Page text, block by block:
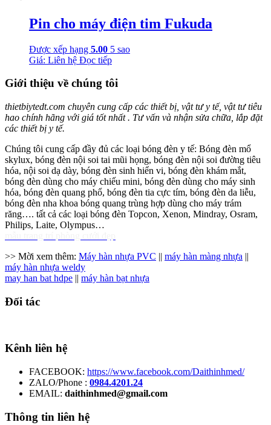
Pin cho máy điện tim Fukuda
Được xếp hạng 5.00 5 sao
Giá: Liên hệ Đọc tiếp
Giới thiệu về chúng tôi
thietbiytedt.com chuyên cung cấp các thiết bị, vật tư y tế, vật tư tiêu
hao chính hãng với giá tốt nhất . Tư vấn và nhận sửa chữa, lắp đặt
các thiết bị y tế.
Chúng tôi cung cấp đầy đủ các loại bóng đèn y tế: Bóng đèn mổ
skylux, bóng đèn nội soi tai mũi họng, bóng đèn nội soi đường tiêu
hóa, nội soi dạ dày, bóng đèn sinh hiển vi, bóng đèn khám mắt,
bóng đèn dùng cho máy chiếu mini, bóng đèn dùng cho máy sinh
hóa, bóng đèn quang phổ, bóng đèn tia cực tím, bóng đèn da liễu,
bóng đèn nha khoa bóng quang trùng hợp dùng cho máy trám
răng…. tất cả các loại bóng đèn Topcon, Xenon, Mindray, Osram,
Philips, Laite, Olympus…
>> Mời xem thêm: Máy hàn nhựa PVC || máy hàn màng nhựa ||
máy hàn nhựa weldy
may han bat hdpe || máy hàn bạt nhựa
Đối tác
Kênh liên hệ
FACEBOOK: https://www.facebook.com/Daithinhmed/
ZALO/Phone : 0984.4201.24
EMAIL: daithinhmed@gmail.com
Thông tin liên hệ